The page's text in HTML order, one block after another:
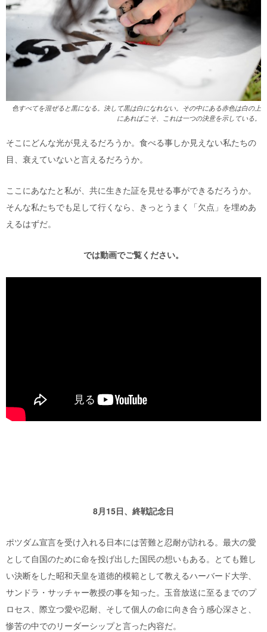
色すべてを混ぜると黒になる。決して黒は白になれない。その中にある赤色は白の上
にあればこそ、これは一つの決意を示している。
そこにどんな光が見えるだろうか。食べる事しか見えない私たちの
目、衰えていないと言えるだろうか。
ここにあなたと私が、共に生きた証を見せる事ができるだろうか。
そんな私たちでも足して行くなら、きっとうまく「欠点」を埋めあ
えるはずだ。
では動画でご覧ください。
8月15日、終戦記念日
ポツダム宣言を受け入れる日本には苦難と忍耐が訪れる。最大の愛
として自国のために命を投げ出した国民の想いもある。とても難し
い決断をした昭和天皇を道徳的模範として教えるハーバード大学、
サンドラ・サッチャー教授の事を知った。玉音放送に至るまでのプ
ロセス、際立つ愛や忍耐、そして個人の命に向き合う感心深さと、
惨苦の中でのリーダーシップと言った内容だ。